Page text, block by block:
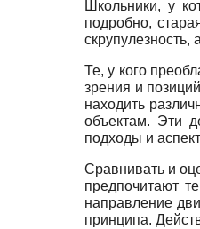
Школьники, у
подробно,
Те, у кого
зрения и
находить
объектам. Эти
подходы и
Сравнивать и
предпочитают
направление
принципа.